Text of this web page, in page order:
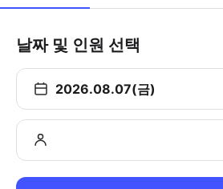
날짜 및 인원 선택
2026.08.07(금)